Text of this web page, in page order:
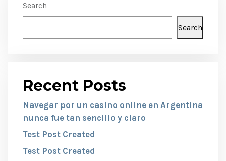
Search
Search
Recent Posts
Navegar por un casino online en Argentina
nunca fue tan sencillo y claro
Test Post Created
Test Post Created